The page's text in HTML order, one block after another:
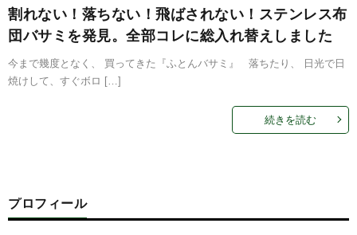
割れない！落ちない！飛ばされない！ステンレス布
団バサミを発見。全部コレに総入れ替えしました
今まで幾度となく、 買ってきた『ふとんバサミ』 落ちたり、 日光で日
焼けして、すぐボロ […]
続きを読む
プロフィール